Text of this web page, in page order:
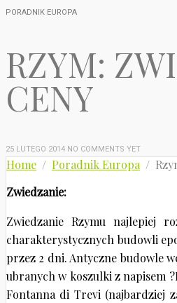
PORADNIK EUROPA
RZYM:
CENY
25 LUTEGO 2014 NO COMMENTS YET
Home / Poradnik Europa/
Zwiedzanie:
Zwiedzanie Rzymu najlepiej
charakterystycznych budowli
przez 2 dni. Antyczne budowle
ubranych w koszulki z napisem
Fontanna di Trevi (najbardziej